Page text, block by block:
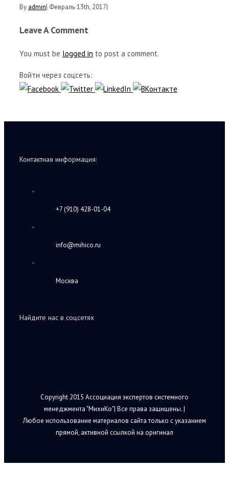
By admin| Февраль 13th, 2017|
Leave A Comment
You must be logged in to post a comment.
Войти через соцсеть:
Контактная информация:
+7 (910) 428-01-04
info@mihico.ru
Москва
Найдите нас в соцсетях
Copyright 2015 Ассоциация экспертов системного
менеджмента "МихиКо"| Все права защищены. |
Любое использование материалов сайта только с указанием
прямой, активной ссылкой на оригинал